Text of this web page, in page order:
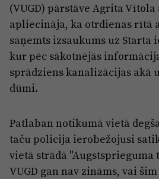
(VUGD) pārstāve Agrita
apliecināja, ka otrdienas rītā
saņemts izsaukums uz Starta
kur pēc sākotnējās
sprādziens kanalizācijas akā
dūmi.
Patlaban notikumā vietā
taču policija ierobežojusi
vietā strādā
VUGD gan nav zināms, vai